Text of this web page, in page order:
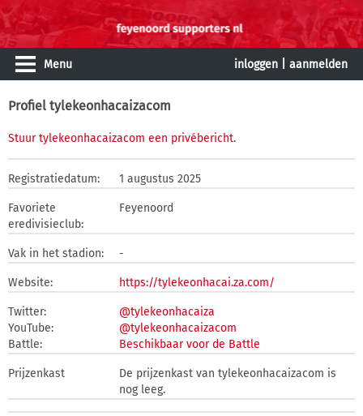
Menu inloggen aanmelden
Profiel tylekeonhacaizacom
Stuur tylekeonhacaizacom een privébericht.
Registratiedatum: 1 augustus 2025
Favoriete
eredivisieclub:
Feyenoord
Vak in het stadion: -
Website: https://tylekeonhacai.za.com/
Twitter:
@tylekeonhacaiza
YouTube:
@tylekeonhacaizacom
Battle:
Beschikbaar voor de Battle
Prijzenkast
De prijzenkast van tylekeonhacaizacom is
nog leeg.